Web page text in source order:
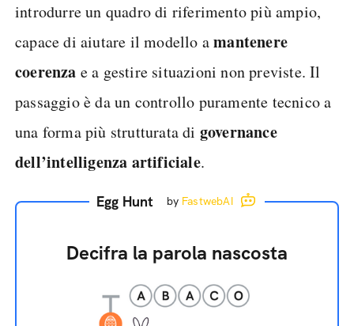
introdurre un quadro di riferimento più ampio,
capace di aiutare il modello amantenere
coerenza e a gestire situazioni non previste. Il
passaggio è da un controllo puramente tecnico a
una forma più strutturata di governance
dell’intelligenza artificiale.
Egg Hunt by FastwebAI
Decifra la parola nascosta